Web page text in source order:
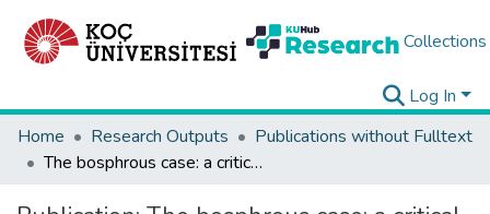
Collections
Log In
Home
Research Outputs
Publications without Fulltext
The bosphrous case: a critical analysis of the European Court of justice and the European Court of Human Rights decisions